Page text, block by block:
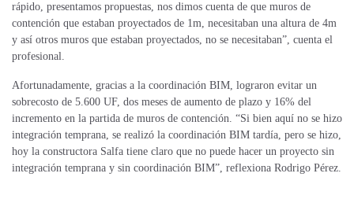
rápido, presentamos propuestas, nos dimos cuenta de que muros de
contención que estaban proyectados de 1m, necesitaban una altura de 4m
y así otros muros que estaban proyectados, no se necesitaban”, cuenta el
profesional.
Afortunadamente, gracias a la coordinación BIM, lograron evitar un
sobrecosto de 5.600 UF, dos meses de aumento de plazo y 16% del
incremento en la partida de muros de contención. “Si bien aquí no se hizo
integración temprana, se realizó la coordinación BIM tardía, pero se hizo,
hoy la constructora Salfa tiene claro que no puede hacer un proyecto sin
integración temprana y sin coordinación BIM”, reflexiona Rodrigo Pérez.